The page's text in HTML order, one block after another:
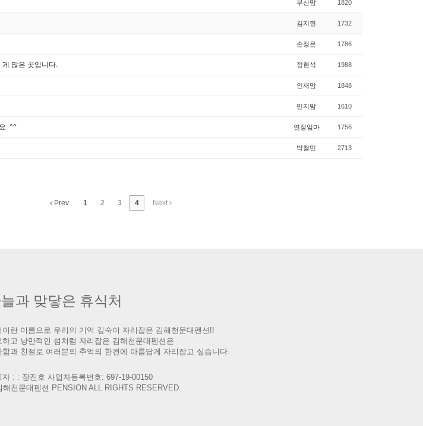
부산맘 1820
김지현 1732
손정은 1786
많은 곳입니다. 정현석 1988
인재맘 1848
민지맘 1610
. ^^ 연정엄마 1756
박철민 2713
Prev 1 2 3 4 Next
과 맞닿은 휴식처
이란 이름으로 우리의 기억 깊숙이 자리잡은 김해천문대펜션!!
하고 낭만적인 섬처럼 자리잡은 김해천문대펜션은
함과 친절로 여러분의 추억의 한켠에 아름답게 자리잡고 싶습니다.
자 : : 장진호 사업자등록번호: 697-19-00150
천문대펜션 PENSION ALL RIGHTS RESERVED.